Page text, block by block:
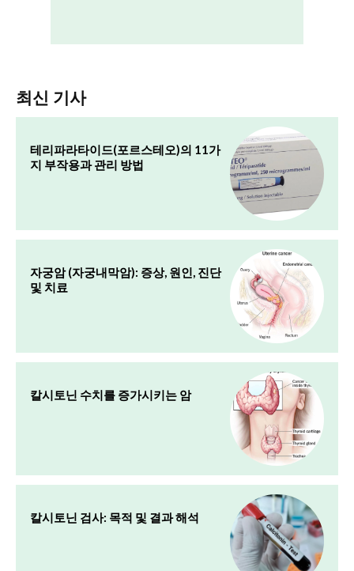
최신 기사
테리파라타이드(포르스테오)의 11가
지 부작용과 관리 방법
자궁암 (자궁내막암): 증상, 원인, 진단
및 치료
칼시토닌 수치를 증가시키는 암
칼시토닌 검사: 목적 및 결과 해석